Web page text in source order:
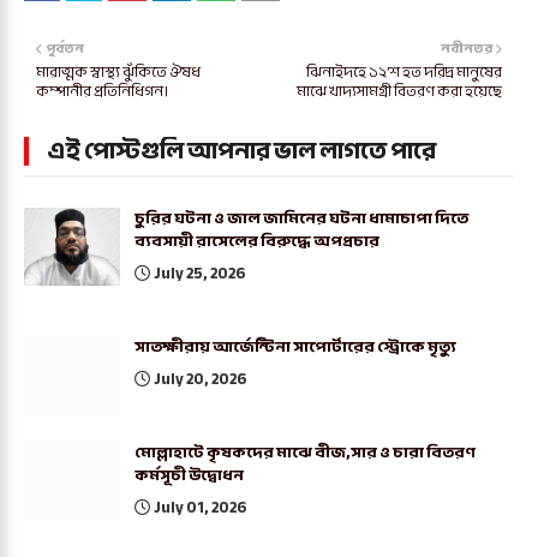
নবীনতর
ঝিনাইদহে ১২’শ হত দরিদ্র মানুষের
মাঝে খাদ্যসামগ্রী বিতরণ করা হয়েছে
পূর্বতন
মারাত্মক স্বাস্থ্য ঝুঁকিতে ঔষধ
কম্পানীর প্রতিনিধিগন।
এই পোস্টগুলি আপনার ভাল লাগতে পারে
চুরির ঘটনা ও জাল জামিনের ঘটনা ধামাচাপা দিতে
ব্যবসায়ী রাসেলের বিরুদ্ধে অপপ্রচার
July 25, 2026
সাতক্ষীরায় আর্জেন্টিনা সাপোর্টারের স্ট্রোকে মৃত্যু
July 20, 2026
মোল্লাহাটে কৃষকদের মাঝে বীজ,সার ও চারা বিতরণ
কর্মসূচী উদ্বোধন
July 01, 2026